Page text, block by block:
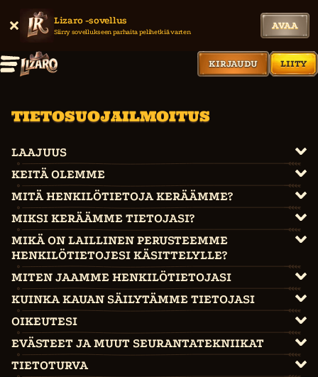
Lizaro -sovellus
Siirry sovellukseen parhaita pelihetkiä varten
AVAA
KIRJAUDU LIITY
TIETOSUOJAILMOITUS
LAAJUUS
KEITÄ OLEMME
MITÄ HENKILÖTIETOJA KERÄÄMME?
MIKSI KERÄÄMME TIETOJASI?
MIKÄ ON LAILLINEN PERUSTEEMME
HENKILÖTIETOJESI KÄSITTELYLLE?
MITEN JAAMME HENKILÖTIETOJASI
KUINKA KAUAN SÄILYTÄMME TIETOJASI
OIKEUTESI
EVÄSTEET JA MUUT SEURANTATEKNIIKAT
TIETOTURVA